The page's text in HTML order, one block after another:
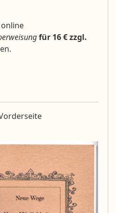
für 16 € zzgl.